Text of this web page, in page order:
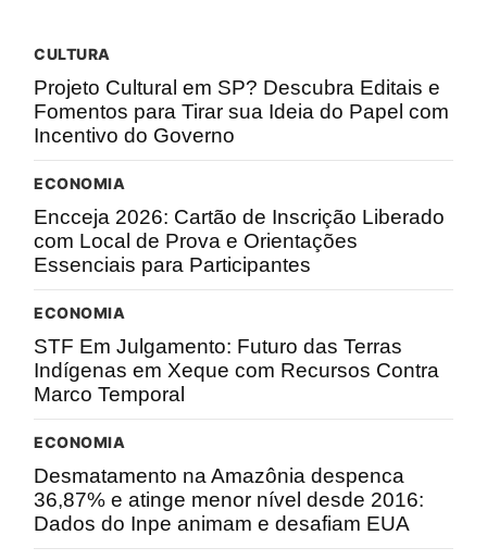
CULTURA
Projeto Cultural em SP? Descubra Editais e
Fomentos para Tirar sua Ideia do Papel com
Incentivo do Governo
ECONOMIA
Encceja 2026: Cartão de Inscrição Liberado
com Local de Prova e Orientações
Essenciais para Participantes
ECONOMIA
STF Em Julgamento: Futuro das Terras
Indígenas em Xeque com Recursos Contra
Marco Temporal
ECONOMIA
Desmatamento na Amazônia despenca
36,87% e atinge menor nível desde 2016:
Dados do Inpe animam e desafiam EUA